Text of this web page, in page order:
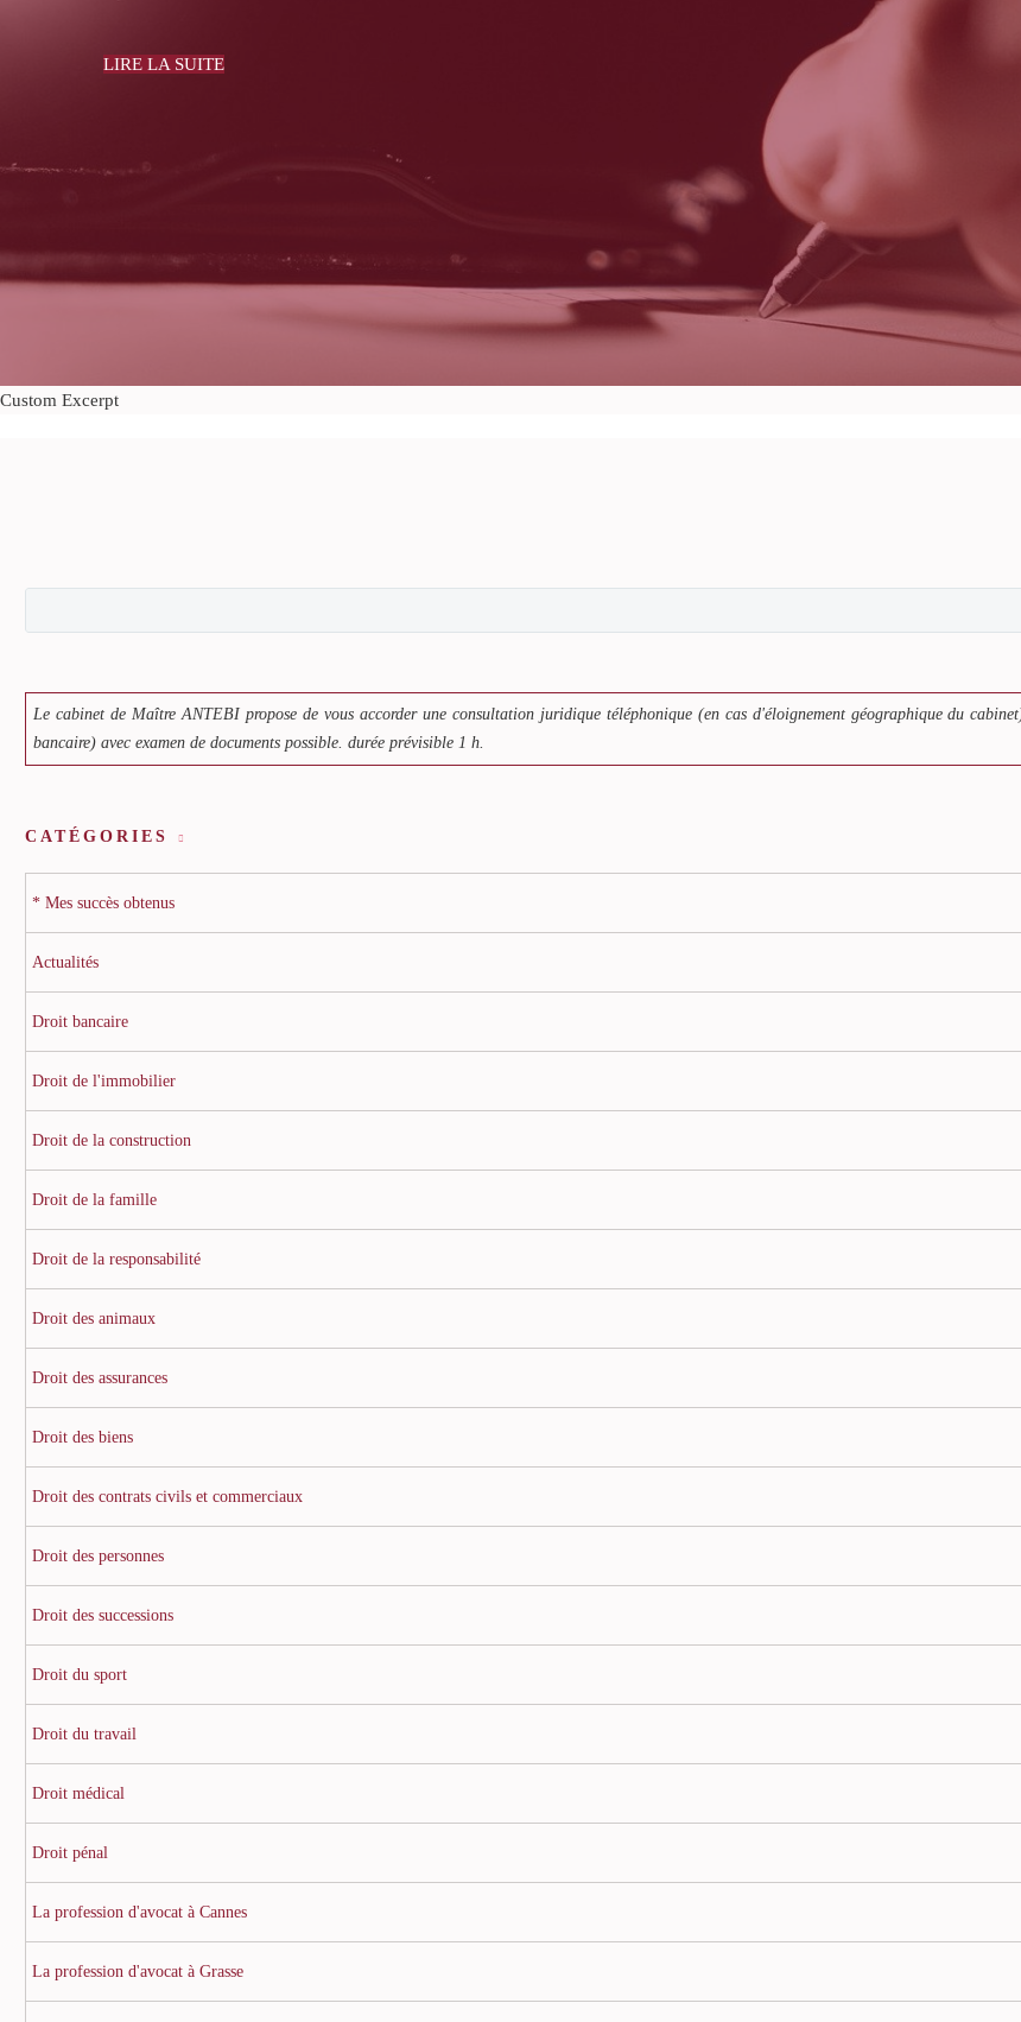
Custom Excerpt
Le cabinet de Maître ANTEBI propose de vous accorder une consultation juridique téléphonique (en cas d'éloignement géographique du
bancaire) avec examen de documents possible. durée prévisible 1 h.
CATÉGORIES
* Mes succès obtenus
Actualités
Droit bancaire
Droit de l'immobilier
Droit de la construction
Droit de la famille
Droit de la responsabilité
Droit des animaux
Droit des assurances
Droit des biens
Droit des contrats civils et commerciaux
Droit des personnes
Droit des successions
Droit du sport
Droit du travail
Droit médical
Droit pénal
La profession d'avocat à Cannes
La profession d'avocat à Grasse